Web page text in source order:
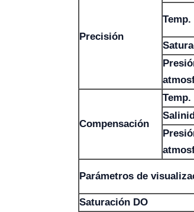
Precisión
Temp.
Compensación
Temp.
Parámetros de
Saturación DO